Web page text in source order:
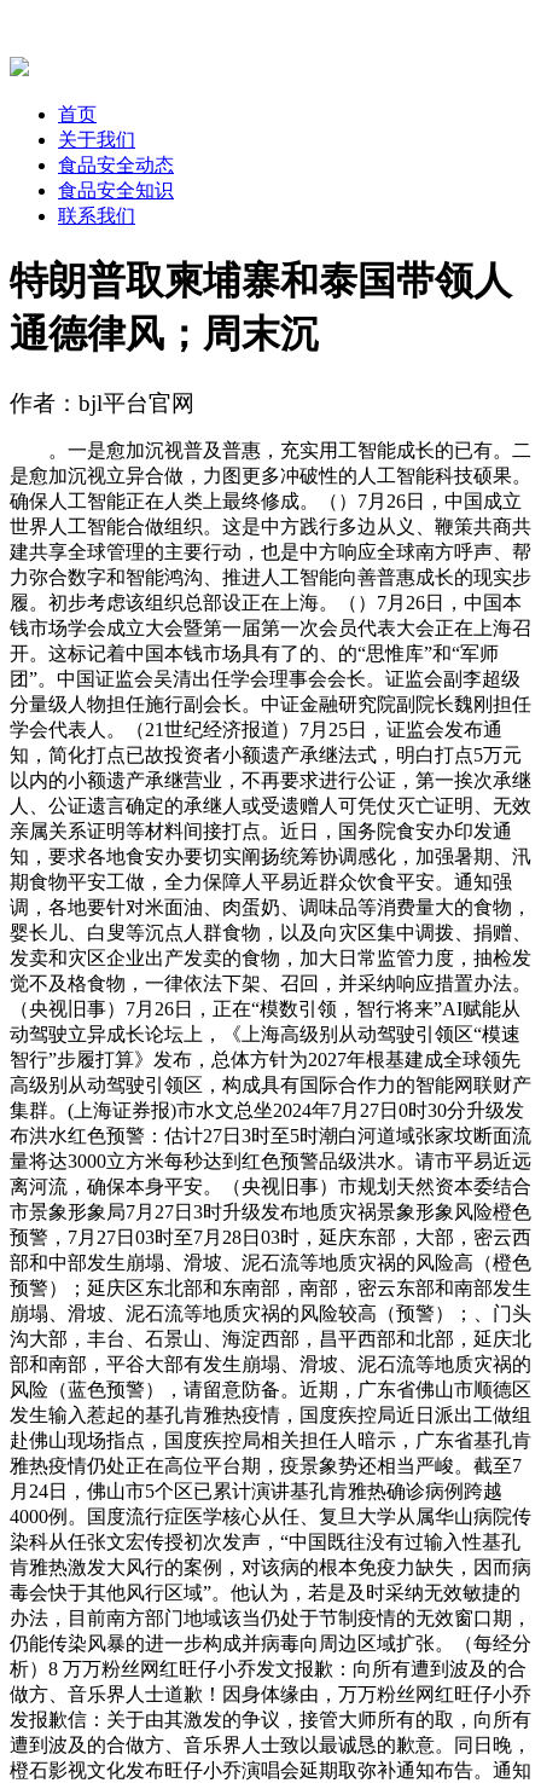
首页
关于我们
食品安全动态
食品安全知识
联系我们
特朗普取柬埔寨和泰国带领人
通德律风；周末沉
作者：bjl平台官网
。一是愈加沉视普及普惠，充实用工智能成长的已有。二
是愈加沉视立异合做，力图更多冲破性的人工智能科技硕果。
确保人工智能正在人类上最终修成。（）7月26日，中国成立
世界人工智能合做组织。这是中方践行多边从义、鞭策共商共
建共享全球管理的主要行动，也是中方响应全球南方呼声、帮
力弥合数字和智能鸿沟、推进人工智能向善普惠成长的现实步
履。初步考虑该组织总部设正在上海。（）7月26日，中国本
钱市场学会成立大会暨第一届第一次会员代表大会正在上海召
开。这标记着中国本钱市场具有了的、的“思惟库”和“军师
团”。中国证监会吴清出任学会理事会会长。证监会副李超级
分量级人物担任施行副会长。中证金融研究院副院长魏刚担任
学会代表人。（21世纪经济报道）7月25日，证监会发布通
知，简化打点已故投资者小额遗产承继法式，明白打点5万元
以内的小额遗产承继营业，不再要求进行公证，第一挨次承继
人、公证遗言确定的承继人或受遗赠人可凭仗灭亡证明、无效
亲属关系证明等材料间接打点。近日，国务院食安办印发通
知，要求各地食安办要切实阐扬统筹协调感化，加强暑期、汛
期食物平安工做，全力保障人平易近群众饮食平安。通知强
调，各地要针对米面油、肉蛋奶、调味品等消费量大的食物，
婴长儿、白叟等沉点人群食物，以及向灾区集中调拨、捐赠、
发卖和灾区企业出产发卖的食物，加大日常监管力度，抽检发
觉不及格食物，一律依法下架、召回，并采纳响应措置办法。
（央视旧事）7月26日，正在“模数引领，智行将来”AI赋能从
动驾驶立异成长论坛上，《上海高级别从动驾驶引领区“模速
智行”步履打算》发布，总体方针为2027年根基建成全球领先
高级别从动驾驶引领区，构成具有国际合作力的智能网联财产
集群。(上海证券报)市水文总坐2024年7月27日0时30分升级发
布洪水红色预警：估计27日3时至5时潮白河道域张家坟断面流
量将达3000立方米每秒达到红色预警品级洪水。请市平易近远
离河流，确保本身平安。（央视旧事）市规划天然资本委结合
市景象形象局7月27日3时升级发布地质灾祸景象形象风险橙色
预警，7月27日03时至7月28日03时，延庆东部，大部，密云西
部和中部发生崩塌、滑坡、泥石流等地质灾祸的风险高（橙色
预警）；延庆区东北部和东南部，南部，密云东部和南部发生
崩塌、滑坡、泥石流等地质灾祸的风险较高（预警）；、门头
沟大部，丰台、石景山、海淀西部，昌平西部和北部，延庆北
部和南部，平谷大部有发生崩塌、滑坡、泥石流等地质灾祸的
风险（蓝色预警），请留意防备。近期，广东省佛山市顺德区
发生输入惹起的基孔肯雅热疫情，国度疾控局近日派出工做组
赴佛山现场指点，国度疾控局相关担任人暗示，广东省基孔肯
雅热疫情仍处正在高位平台期，疫景象势还相当严峻。截至7
月24日，佛山市5个区已累计演讲基孔肯雅热确诊病例跨越
4000例。国度流行症医学核心从任、复旦大学从属华山病院传
染科从任张文宏传授初次发声，“中国既往没有过输入性基孔
肯雅热激发大风行的案例，对该病的根本免疫力缺失，因而病
毒会快于其他风行区域”。他认为，若是及时采纳无效敏捷的
办法，目前南方部门地域该当仍处于节制疫情的无效窗口期，
仍能传染风暴的进一步构成并病毒向周边区域扩张。（每经分
析）8 万万粉丝网红旺仔小乔发文报歉：向所有遭到波及的合
做方、音乐界人士道歉！因身体缘由，万万粉丝网红旺仔小乔
发报歉信：关于由其激发的争议，接管大师所有的取，向所有
遭到波及的合做方、音乐界人士致以最诚恳的歉意。同日晚，
橙石影视文化发布旺仔小乔演唱会延期取弥补通知布告。通知